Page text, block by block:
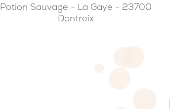
Potion Sauvage - La Gaye - 23700
Dontreix